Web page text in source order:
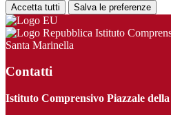
Accetta tutti Salva le preferenze
Istituto
Santa Marinella
Contatti
Istituto Comprensivo Piazzale